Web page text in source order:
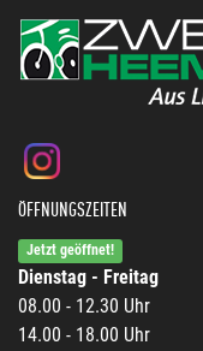
ÖFFNUNGSZEITEN
Jetzt geöffnet!
Dienstag - Freitag
08.00 - 12.30 Uhr
14.00 - 18.00 Uhr